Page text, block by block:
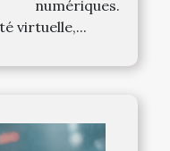
virtuelle,...